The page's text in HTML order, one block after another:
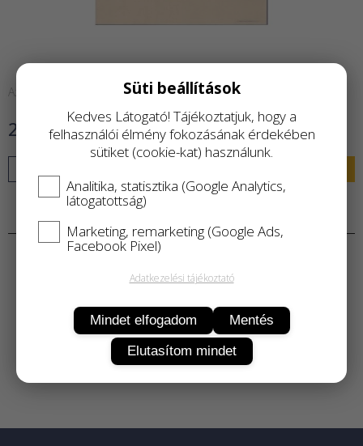
Azonnal raktárról
2 900 Ft
Süti beállítások
Kedves Látogató! Tájékoztatjuk, hogy a
felhasználói élmény fokozásának érdekében
sütiket (cookie-kat) használunk.
Analitika, statisztika (Google Analytics,
látogatottság)
Marketing, remarketing (Google Ads,
Facebook Pixel)
Adatkezelési tájékoztató
Mindet elfogadom
Mentés
Elutasítom mindet